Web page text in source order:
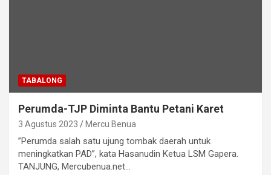
TABALONG
Perumda-TJP Diminta Bantu Petani Karet
3 Agustus 2023 Mercu Benua
​”Perumda salah satu ujung tombak daerah untuk
meningkatkan PAD”, kata Hasanudin Ketua LSM Gapera.
TANJUNG, Mercubenua.net…